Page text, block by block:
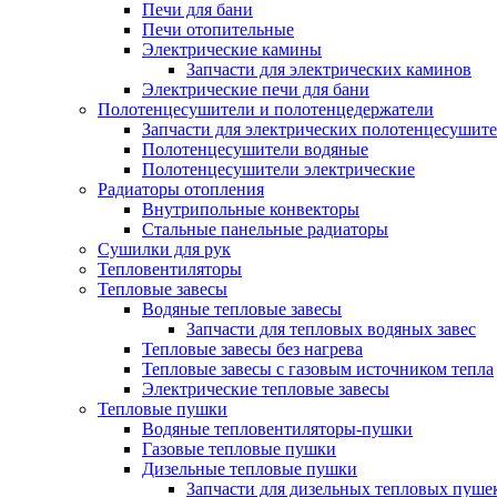
Печи для бани
Печи отопительные
Электрические камины
Запчасти для электрических каминов
Электрические печи для бани
Полотенцесушители и полотенцедержатели
Запчасти для электрических
Полотенцесушители водяные
Полотенцесушители электрические
Радиаторы отопления
Внутрипольные конвекторы
Стальные панельные радиаторы
Сушилки для рук
Тепловентиляторы
Тепловые завесы
Водяные тепловые завесы
Запчасти для тепловых водяных завес
Тепловые завесы без нагрева
Тепловые завесы с газовым источником тепла
Электрические тепловые завесы
Тепловые пушки
Водяные тепловентиляторы-пушки
Газовые тепловые пушки
Дизельные тепловые пушки
Запчасти для дизельных тепловых